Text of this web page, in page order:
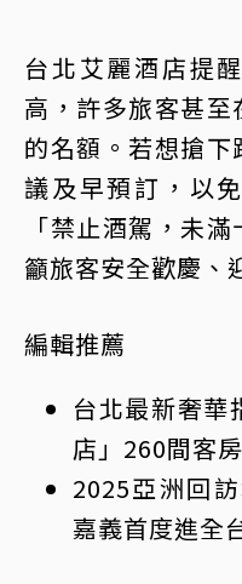
台北艾麗酒店提
高，許多旅客甚
的名額。若想搶
議及早預訂，以
「禁止酒駕，未
籲旅客安全歡慶、
編輯推薦
台北最新奢華
店」260間客
2025亞洲回
嘉義首度進全